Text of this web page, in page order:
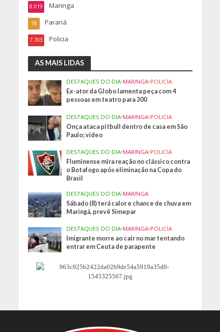
Maringa
8.019
Paraná
18
Policia
7.703
AS MAIS LIDAS
DESTAQUES DO DIA•MARINGA•POLICIA
Ex-ator da Globo lamenta peça com 4
pessoas em teatro para 300
DESTAQUES DO DIA•MARINGA•POLICIA
Onça ataca pitbull dentro de casa em São
Paulo; vídeo
DESTAQUES DO DIA•MARINGA•POLICIA
Fluminense mira reação no clássico contra
o Botafogo após eliminação na Copa do
Brasil
DESTAQUES DO DIA•MARINGA
Sábado (8) terá calor e chance de chuva em
Maringá, prevê Simepar
DESTAQUES DO DIA•MARINGA•POLICIA
Imigrante morre ao cair no mar tentando
entrar em Ceuta de parapente